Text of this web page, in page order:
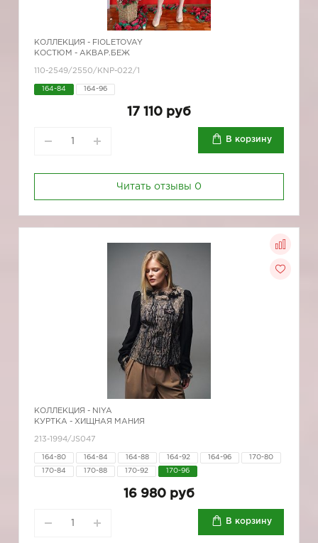
КОЛЛЕКЦИЯ - FIOLETOVAY
КОСТЮМ - АКВАР.БЕЖ
110-2549/2550/KNP-022/1
164-84 164-96
17 110 руб
В корзину
Читать отзывы 0
КОЛЛЕКЦИЯ - NIYA
КУРТКА - ХИЩНАЯ МАНИЯ
213-1994/JS047
164-80 164-84 164-88 164-92 164-96 170-80
170-84 170-88 170-92 170-96
16 980 руб
В корзину